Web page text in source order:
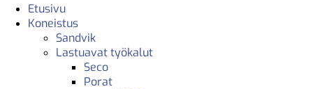
Etusivu
Koneistus
Sandvik
Lastuavat työkalut
Seco
Porat